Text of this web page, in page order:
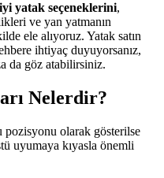
yatak seçeneklerini,
ve yan yatmanın
ele alıyoruz. Yatak satın
ihtiyaç duyuyorsanız,
da göz atabilirsiniz.
Nelerdir?
pozisyonu olarak gösterilse
uyumaya kıyasla önemli